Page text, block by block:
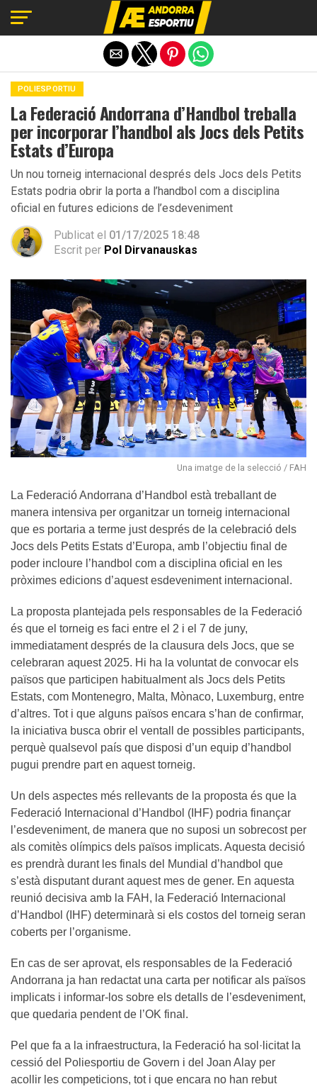
POLIESPORTIU
La Federació Andorrana d’Handbol treballa
per incorporar l’handbol als Jocs dels Petits
Estats d’Europa
Un nou torneig internacional després dels Jocs dels Petits
Estats podria obrir la porta a l’handbol com a disciplina
oficial en futures edicions de l’esdeveniment
Publicat el 01/17/2025 18:48
Escrit per Pol Dirvanauskas
Una imatge de la selecció / FAH
La Federació Andorrana d’Handbol està treballant de
manera intensiva per organitzar un torneig internacional
que es portaria a terme just després de la celebració dels
Jocs dels Petits Estats d’Europa, amb l’objectiu final de
poder incloure l’handbol com a disciplina oficial en les
pròximes edicions d’aquest esdeveniment internacional.
La proposta plantejada pels responsables de la Federació
és que el torneig es faci entre el 2 i el 7 de juny,
immediatament després de la clausura dels Jocs, que se
celebraran aquest 2025. Hi ha la voluntat de convocar els
països que participen habitualment als Jocs dels Petits
Estats, com Montenegro, Malta, Mònaco, Luxemburg, entre
d’altres. Tot i que alguns països encara s’han de confirmar,
la iniciativa busca obrir el ventall de possibles participants,
perquè qualsevol país que disposi d’un equip d’handbol
pugui prendre part en aquest torneig.
Un dels aspectes més rellevants de la proposta és que la
Federació Internacional d’Handbol (IHF) podria finançar
l’esdeveniment, de manera que no suposi un sobrecost per
als comitès olímpics dels països implicats. Aquesta decisió
es prendrà durant les finals del Mundial d’handbol que
s’està disputant durant aquest mes de gener. En aquesta
reunió decisiva amb la FAH, la Federació Internacional
d’Handbol (IHF) determinarà si els costos del torneig seran
coberts per l’organisme.
En cas de ser aprovat, els responsables de la Federació
Andorrana ja han redactat una carta per notificar als països
implicats i informar-los sobre els detalls de l’esdeveniment,
que quedaria pendent de l’OK final.
Pel que fa a la infraestructura, la Federació ha sol·licitat la
cessió del Poliesportiu de Govern i del Joan Alay per
acollir les competicions, tot i que encara no han rebut
Exit mobile version